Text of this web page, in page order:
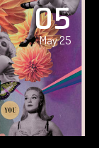
05
May 25